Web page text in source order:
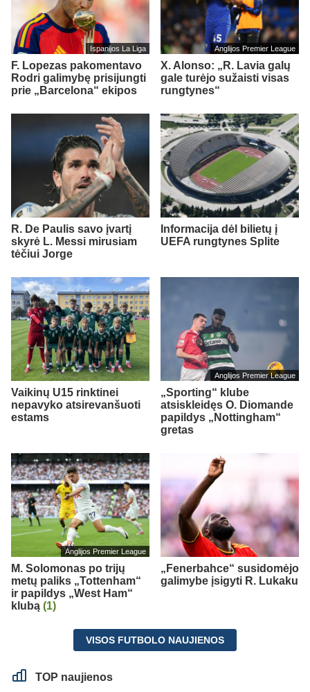
Ispanijos La Liga
F. Lopezas pakomentavo
Rodri galimybę prisijungti
prie „Barcelona“ ekipos
Anglijos Premier League
X. Alonso: „R. Lavia galų
gale turėjo sužaisti visas
rungtynes“
R. De Paulis savo įvartį
skyrė L. Messi mirusiam
tėčiui Jorge
Informacija dėl bilietų į
UEFA rungtynes Splite
Vaikinų U15 rinktinei
nepavyko atsirevanšuoti
estams
Anglijos Premier League
„Sporting“ klube
atsiskleidęs O. Diomande
papildys „Nottingham“
gretas
Anglijos Premier League
M. Solomonas po trijų
metų paliks „Tottenham“
ir papildys „West Ham“
klubą (1)
„Fenerbahce“ susidomėjo
galimybe įsigyti R. Lukaku
VISOS FUTBOLO NAUJIENOS
TOP naujienos